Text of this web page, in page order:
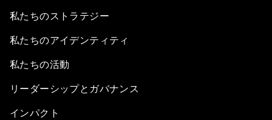
私たちのストラテジー
私たちのアイデンティティ
私たちの活動
リーダーシップとガバナンス
インパクト